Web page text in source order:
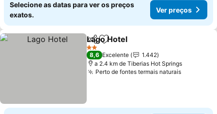
Selecione as datas para ver os preços
exatos.
Ver preços
PartilharAdicionar aos favoritos
Lago Hotel
2 Estrelas
8,6 Excelente
1.442
a 2.4 km de Tiberias Hot Springs
Perto de fontes termais naturais